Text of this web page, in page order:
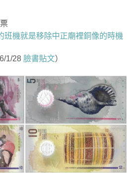
班機就是移除中正廟裡銅像的時機
1/28 臉書貼文）